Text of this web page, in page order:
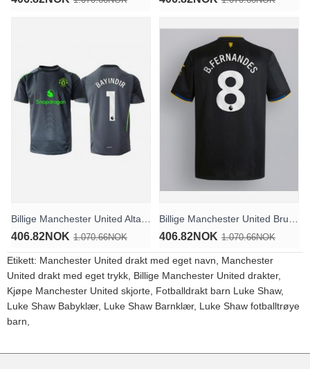
406.82NOK 1.070.66NOK 406.82NOK 1.070.66NOK
Etikett: Manchester United drakt med eget navn
Manchester
United drakt med eget trykk Billige Manchester United drakter,
Kjøpe Manchester United skjorte Fotballdrakt barn Luke Shaw,
Luke Shaw Babyklær, Luke Shaw Barnklær, Luke Shaw fotballtrøye
barn